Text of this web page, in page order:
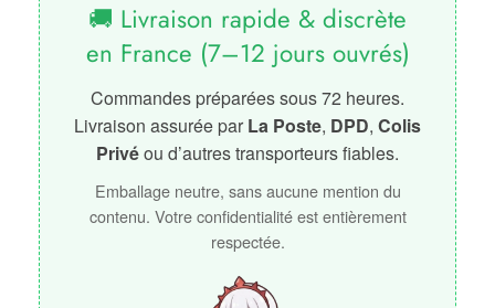
🚚 Livraison rapide & discrète
en France (7–12 jours ouvrés)
Commandes préparées sous 72 heures.
Livraison assurée par La Poste, DPD, Colis
Privéou d’autres transporteurs fiables.
Emballage neutre, sans aucune mention du
contenu. Votre confidentialité est entièrement
respectée.